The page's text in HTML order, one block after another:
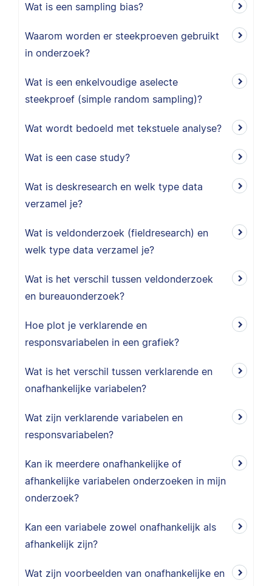
Wat is een sampling bias?
Waarom worden er steekproeven gebruikt
in onderzoek?
Wat is een enkelvoudige aselecte
steekproef (simple random sampling)?
Wat wordt bedoeld met tekstuele analyse?
Wat is een case study?
Wat is deskresearch en welk type data
verzamel je?
Wat is veldonderzoek (fieldresearch) en
welk type data verzamel je?
Wat is het verschil tussen veldonderzoek
en bureauonderzoek?
Hoe plot je verklarende en
responsvariabelen in een grafiek?
Wat is het verschil tussen verklarende en
onafhankelijke variabelen?
Wat zijn verklarende variabelen en
responsvariabelen?
Kan ik meerdere onafhankelijke of
afhankelijke variabelen onderzoeken in mijn
onderzoek?
Kan een variabele zowel onafhankelijk als
afhankelijk zijn?
Wat zijn voorbeelden van onafhankelijke en